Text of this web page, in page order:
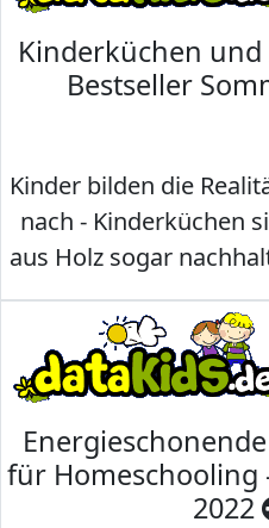
Kinderküchen und
Bestseller
Kinder bilden die
nach - Kinderküchen
aus Holz sogar
für Homeschooling
2022